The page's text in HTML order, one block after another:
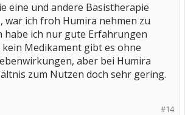
eine und andere Basistherapie
war ich froh Humira nehmen zu
habe ich nur gute Erfahrungen
kein Medikament gibt es ohne
aber bei Humira
zum Nutzen doch sehr gering.
#14